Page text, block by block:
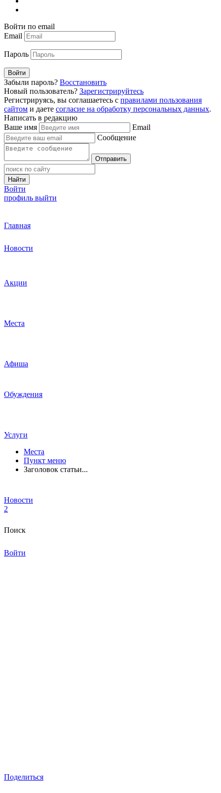
Войти по email
Email
Пароль
Войти
Забыли пароль? Восстановить
Новый пользователь? Зарегистрируйтесь
Регистрируясь, вы соглашаетесь с правилами пользования
сайтом и даете согласие на обработку персональных данных.
Написать в редакцию
Ваше имя
Email
Сообщение
Отправить
Найти
Войти
профиль выйти
Главная
Новости
Акции
Места
Афиша
Обуждения
Услуги
Места
Пункт меню
Заголовок статьи...
Новости
2
Поиск
Войти
Поделиться